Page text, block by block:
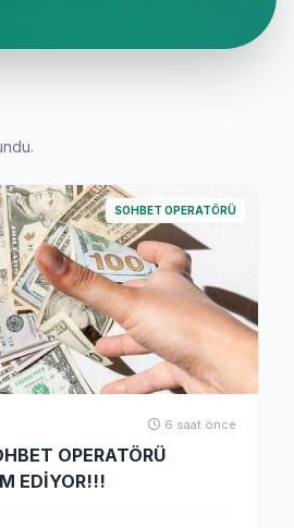
SOHBET OPERATÖRÜ
6 saat önce
OPERATÖRÜ
EDİYOR!!!